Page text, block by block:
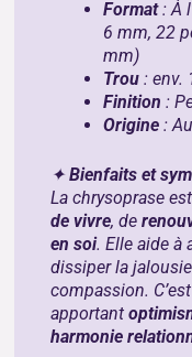
Format: À
6 mm, 22
mm)
Trou : env.
Finition :
Origine :
✦Bienfaits et
La chrysoprase
de vivre, de
en soi. Elle aide à
dissiper la
compassion.
apportant
harmonie